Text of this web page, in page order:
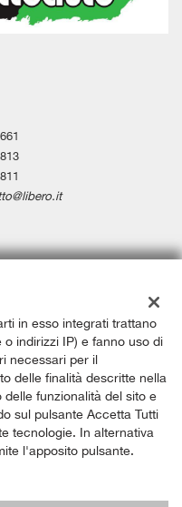
in esso integrati trattano
indirizzi IP) e fanno uso di
necessari per il
delle finalità descritte nella
funzionalità del sito e
sul pulsante Accetta Tutti
tecnologie. In alternativa
l'apposito pulsante.